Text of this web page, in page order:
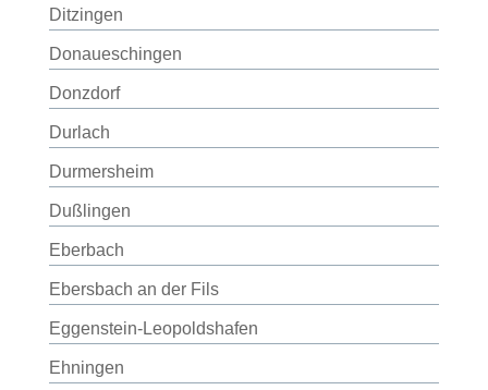
Ditzingen
Donaueschingen
Donzdorf
Durlach
Durmersheim
Dußlingen
Eberbach
Ebersbach an der Fils
Eggenstein-Leopoldshafen
Ehningen